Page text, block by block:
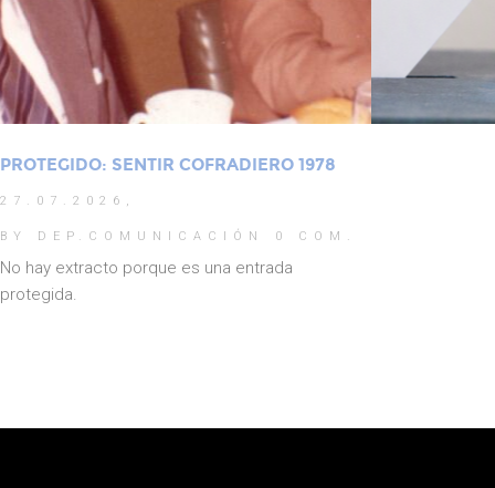
PROTEGIDO: SENTIR COFRADIERO 1978
27.07.2026,
BY DEP.COMUNICACIÓN 0 COM.
No hay extracto porque es una entrada
protegida.